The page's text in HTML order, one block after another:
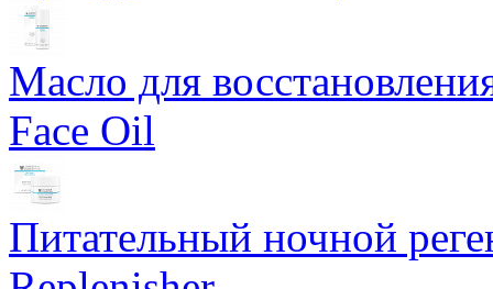
Масло для
Face Oil
Питательный ночной